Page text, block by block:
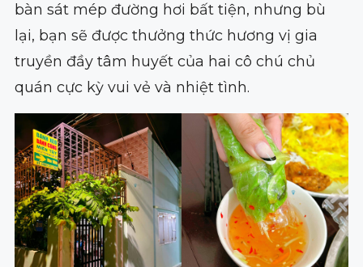
bàn sát mép đường hơi bất tiện, nhưng bù
lại, bạn sẽ được thưởng thức hương vị gia
truyền đầy tâm huyết của hai cô chú chủ
quán cực kỳ vui vẻ và nhiệt tình.